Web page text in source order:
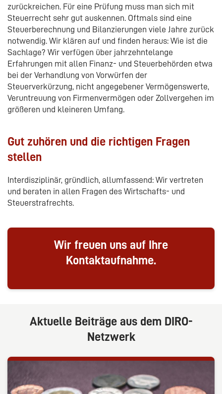
zurückreichen. Für eine Prüfung muss man sich mit
Steuerrecht sehr gut auskennen. Oftmals sind eine
Steuerberechnung und Bilanzierungen viele Jahre zurück
notwendig. Wir klären auf und finden heraus: Wie ist die
Sachlage? Wir verfügen über jahrzehntelange
Erfahrungen mit allen Finanz- und Steuerbehörden etwa
bei der Verhandlung von Vorwürfen der
Steuerverkürzung, nicht angegebener Vermögenswerte,
Veruntreuung von Firmenvermögen oder Zollvergehen im
größeren und kleineren Umfang.
Gut zuhören und die richtigen Fragen
stellen
Interdisziplinär, gründlich, allumfassend: Wir vertreten
und beraten in allen Fragen des Wirtschafts- und
Steuerstrafrechts.
Wir freuen uns auf Ihre
Kontaktaufnahme.
Aktuelle Beiträge aus dem DIRO-
Netzwerk